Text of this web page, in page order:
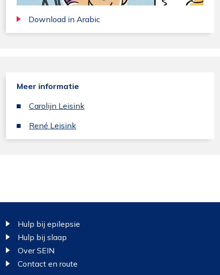
Download in Arabic
Meer informatie
Carolijn Leisink
René Leisink
Hulp bij epilepsie
Hulp bij slaap
Over SEIN
Contact en route